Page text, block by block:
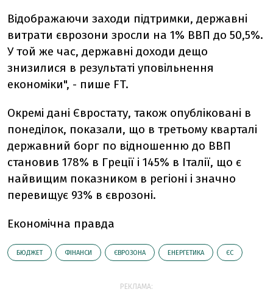
Відображаючи заходи підтримки, державні
витрати єврозони зросли на 1% ВВП до 50,5%.
У той же час, державні доходи дещо
знизилися в результаті уповільнення
економіки", - пише FT.
Окремі дані Євростату, також опубліковані в
понеділок, показали, що в третьому кварталі
державний борг по відношенню до ВВП
становив 178% в Греції і 145% в Італії, що є
найвищим показником в регіоні і значно
перевищує 93% в єврозоні.
Економічна правда
БЮДЖЕТ ФІНАНСИ ЄВРОЗОНА ЕНЕРГЕТИКА ЄС
РЕКЛАМА: